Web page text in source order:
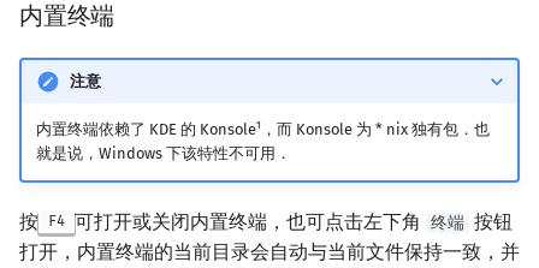
内置终端
注意
内置终端依赖了 KDE 的 Konsole1
，而 Konsole 为 * nix 独有包．也
就是说，Windows 下该特性不可用．
按 F4 可打开或关闭内置终端，也可点击左下角 终端 按钮
打开，内置终端的当前目录会自动与当前文件保持一致，并